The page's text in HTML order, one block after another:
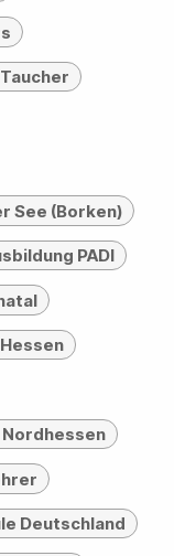
See (Borken)
PADI
Deutschland